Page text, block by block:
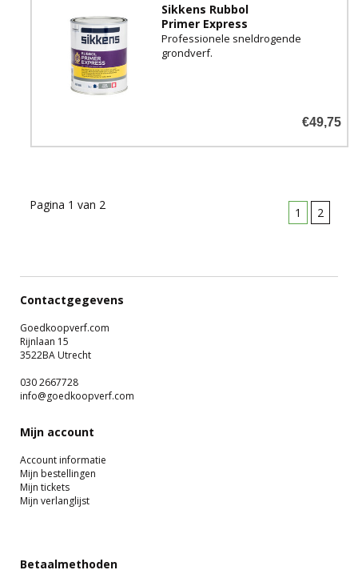
Sikkens Rubbol
Primer Express
Professionele sneldrogende
grondverf.
€49,75
Pagina 1 van 2
1 2
Contactgegevens
Goedkoopverf.com
Rijnlaan 15
3522BA Utrecht
030 2667728
info@goedkoopverf.com
Mijn account
Account informatie
Mijn bestellingen
Mijn tickets
Mijn verlanglijst
Betaalmethoden